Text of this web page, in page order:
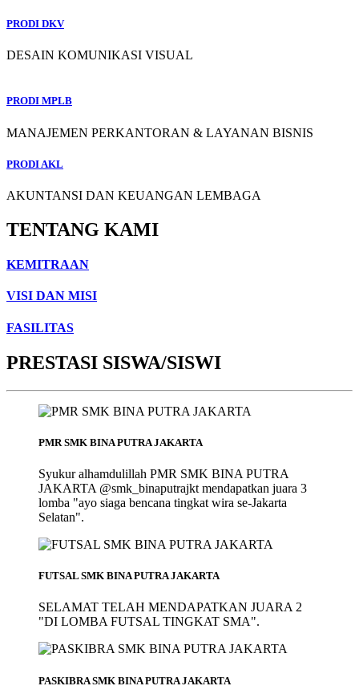
PRODI DKV
DESAIN KOMUNIKASI VISUAL
PRODI MPLB
MANAJEMEN PERKANTORAN & LAYANAN BISNIS
PRODI AKL
AKUNTANSI DAN KEUANGAN LEMBAGA
TENTANG KAMI
KEMITRAAN
VISI DAN MISI
FASILITAS
PRESTASI SISWA/SISWI
PMR SMK BINA PUTRA JAKARTA
Syukur alhamdulillah PMR SMK BINA PUTRA
JAKARTA @smk_binaputrajkt mendapatkan juara 3
lomba "ayo siaga bencana tingkat wira se-Jakarta
Selatan".
FUTSAL SMK BINA PUTRA JAKARTA
SELAMAT TELAH MENDAPATKAN JUARA 2
"DI LOMBA FUTSAL TINGKAT SMA".
PASKIBRA SMK BINA PUTRA JAKARTA